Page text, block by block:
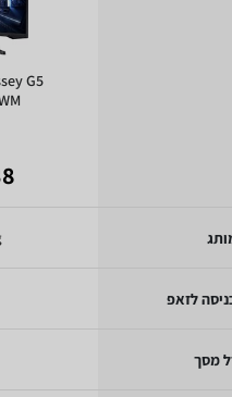
לזאפ
מסך
G5